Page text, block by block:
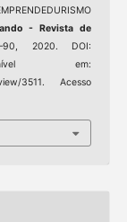
- Revista de
2020. DOI:
em:
view/3511. Acesso